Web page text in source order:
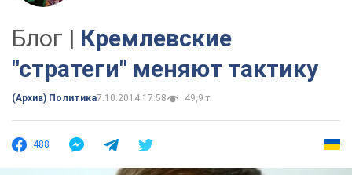
Блог | Кремлевские
"стратеги" меняют тактику
(Архив) Политика7.10.2014 17:58 49,9 т.
488